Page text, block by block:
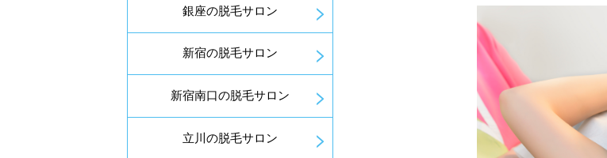
銀座の脱毛サロン
新宿の脱毛サロン
新宿南口の脱毛サロン
立川の脱毛サロン